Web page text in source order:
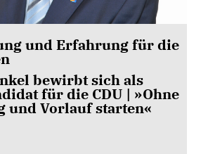
und Erfahrung für die
bewirbt sich als
für die CDU | »Ohne
und Vorlauf starten«